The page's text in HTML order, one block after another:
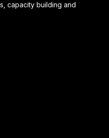
capacity building and